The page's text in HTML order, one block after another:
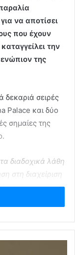
να αποτίσει
που έχουν
την
της
δεκαριά σειρές
Palace και δύο
σημαίες της
διαδοχικά λάθη
στη διαχείριση
βιώνει αυτή τη
στο Twitter.
πανδημίας,